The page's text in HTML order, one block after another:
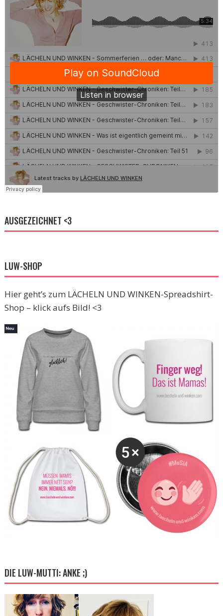
AUSGEZEICHNET <3
LUW-SHOP
Hier geht’s zum LÄCHELN UND WINKEN-Spreadshirt-
Shop – klick aufs Bild! <3
DIE LUW-MUTTI: ANKE ;)